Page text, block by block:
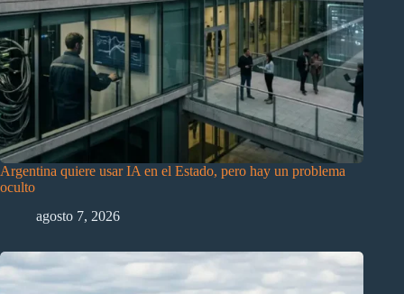
Argentina quiere usar IA en el Estado, pero hay un problema
oculto
agosto 7, 2026